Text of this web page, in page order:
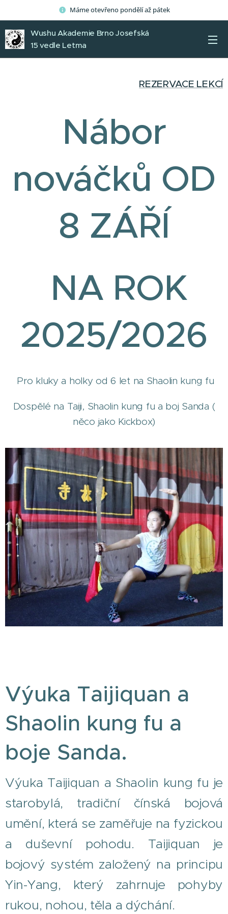
Máme otevřeno pondělí až pátek
Wushu Akademie Brno Josefská
15 vedle Letma
REZERVACE LEKCÍ
Nábor
nováčků OD
8 ZÁŘÍ
NA ROK
2025/2026
Pro kluky a holky od 6 let na Shaolin kung fu
Dospělé na Taiji, Shaolin kung fu a boj Sanda (
něco jako Kickbox)
Výuka Taijiquan a
Shaolin kung fu a
boje Sanda.
Výuka Taijiquan a Shaolin kung fu je
starobylá, tradiční čínská bojová
umění, která se zaměřuje na fyzickou
a duševní pohodu. Taijiquan je
bojový systém založený na principu
Yin-Yang, který zahrnuje pohyby
rukou, nohou, těla a dýchání.